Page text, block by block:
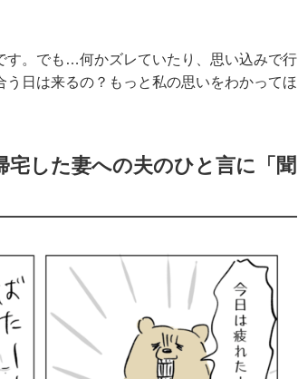
す。でも…何かズレていたり、思い込みで行
日は来るの？もっと私の思いをわかってほ
した妻への夫のひと言に「聞